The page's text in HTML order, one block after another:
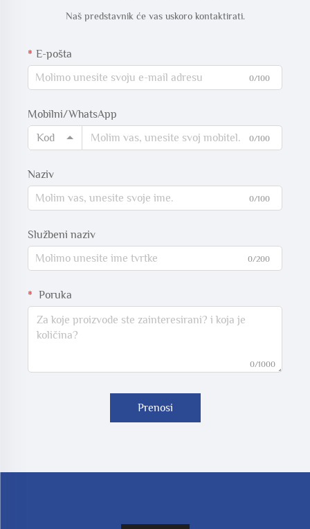
Naš predstavnik će vas uskoro kontaktirati.
E-pošta
0/100
Mobilni/WhatsApp
Kod
0/100
Naziv
0/100
Službeni naziv
0/200
Poruka
0/1000
Prenosi